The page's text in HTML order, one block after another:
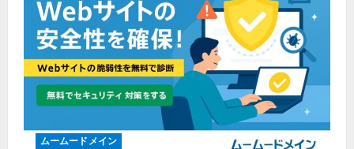
ムームードメイン